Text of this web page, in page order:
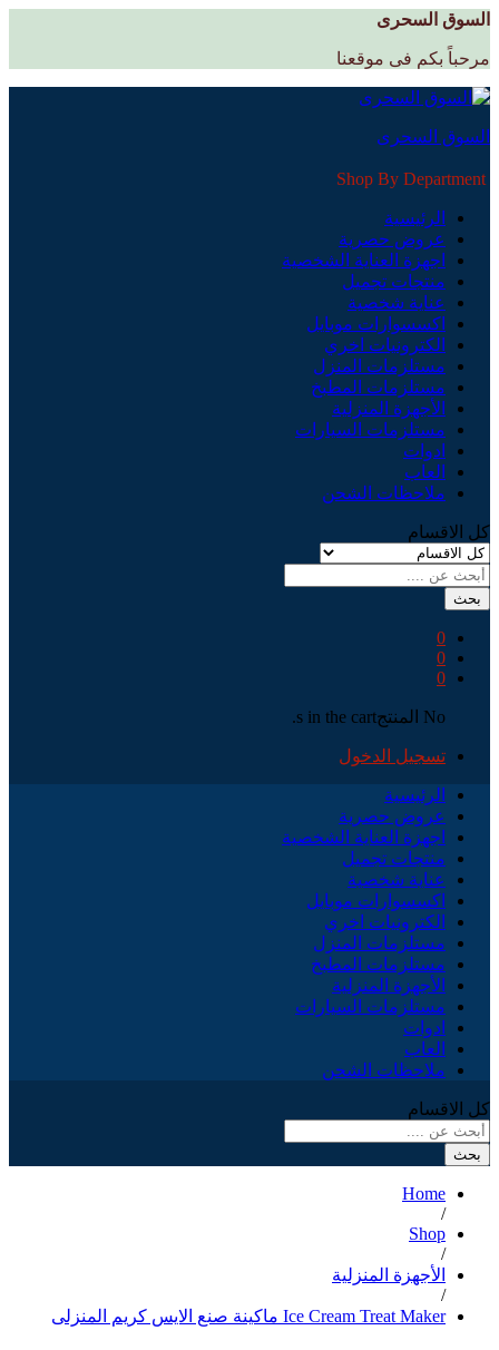
السوق السحرى
مرحباً بكم فى موقعنا
السوق السحرى
Shop By Department
الرئيسية
عروض حصرية
اجهزة العناية الشخصية
منتجات تجميل
عناية شخصية
اكسسوارات موبايل
الكترونيات اخري
مستلزمات المنزل
مستلزمات المطبخ
الأجهزة المنزلية
مستلزمات السيارات
ادوات
العاب
ملاحظات الشحن
كل الاقسام
بحث
0
0
0
No المنتجs in the cart.
تسجيل الدخول
الرئيسية
عروض حصرية
اجهزة العناية الشخصية
منتجات تجميل
عناية شخصية
اكسسوارات موبايل
الكترونيات اخري
مستلزمات المنزل
مستلزمات المطبخ
الأجهزة المنزلية
مستلزمات السيارات
ادوات
العاب
ملاحظات الشحن
كل الاقسام
بحث
Home
/
Shop
/
الأجهزة المنزلية
/
Ice Cream Treat Maker ماكينة صنع الايس كريم المنزلى